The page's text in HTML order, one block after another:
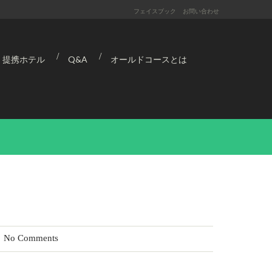
フェイスブック お問い合わせ
提携ホテル Q&A オールドコースとは
No Comments